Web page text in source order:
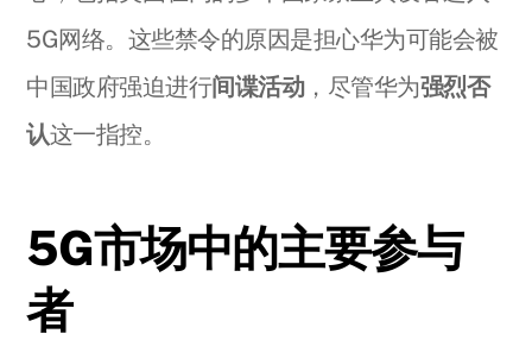
5G网络。这些禁令的原因是担心华为可能会被
中国政府强迫进行间谍活动，尽管华为强烈否
认这一指控。
5G市场中的主要参与
者